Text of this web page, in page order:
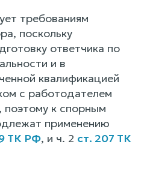
требованиям
поскольку
ответчика по
и в
квалификацией
с работодателем
поэтому к спорным
применению
ТК РФ, и ч. 2 ст. 207 ТК